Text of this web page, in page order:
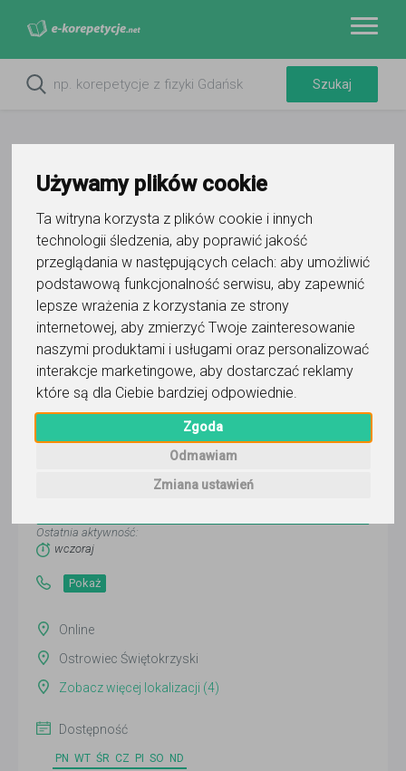
Używamy plików cookie
Ta witryna korzysta z plików cookie i innych
technologii śledzenia, aby poprawić jakość
przeglądania w następujących celach: aby umożliwić
podstawową funkcjonalność serwisu, aby zapewnić
lepsze wrażenia z korzystania ze strony
internetowej, aby zmierzyć Twoje zainteresowanie
naszymi produktami i usługami oraz personalizować
interakcje marketingowe, aby dostarczać reklamy
które są dla Ciebie bardziej odpowiednie.
Zgoda
Odmawiam
Zmiana ustawień
Do ulubionych
Oznacz wystąpienie kontaktu
Ostatnia aktywność:
wczoraj
Pokaż
Online
Ostrowiec Świętokrzyski
Zobacz więcej lokalizacji (4)
Dostępność
PN WT ŚR CZ PI SO ND